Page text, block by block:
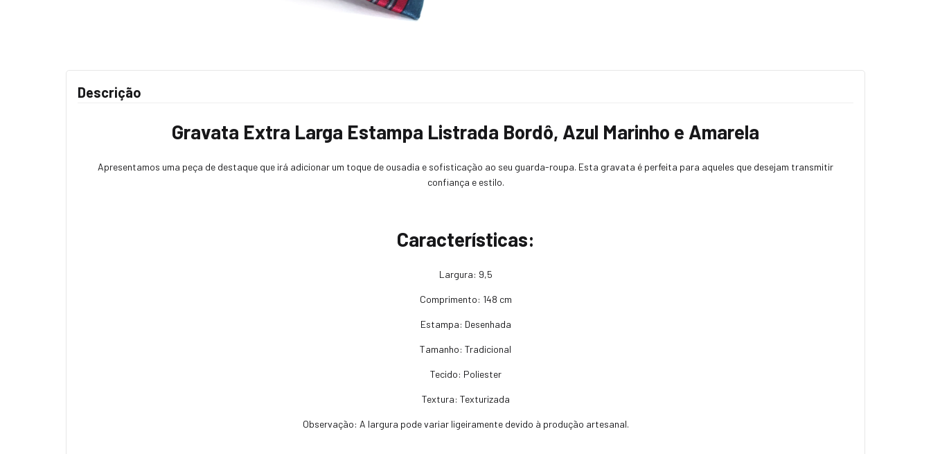
Descrição
Gravata Extra Larga Estampa Listrada Bordô, Azul Marinho e Amarela
Apresentamos uma peça de destaque que irá adicionar um toque de ousadia e sofisticação ao seu guarda-roupa. Esta gravata é perfeita para aqueles que desejam transmitir
confiança e estilo.
Características:
Largura: 9,5
Comprimento: 148 cm
Estampa: Desenhada
Tamanho: Tradicional
Tecido: Poliester
Textura: Texturizada
Observação: A largura pode variar ligeiramente devido à produção artesanal.